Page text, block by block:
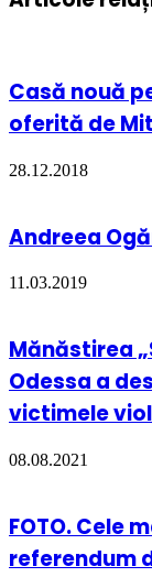
Casă nouă
oferită de
28.12.2018
Andreea
11.03.2019
Mănăstirea
Odessa a
victimele
08.08.2021
FOTO. Cele
referendum